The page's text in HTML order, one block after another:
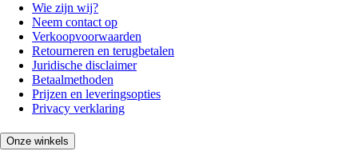
Wie zijn wij?
Neem contact op
Verkoopvoorwaarden
Retourneren en terugbetalen
Juridische disclaimer
Betaalmethoden
Prijzen en leveringsopties
Privacy verklaring
Onze winkels